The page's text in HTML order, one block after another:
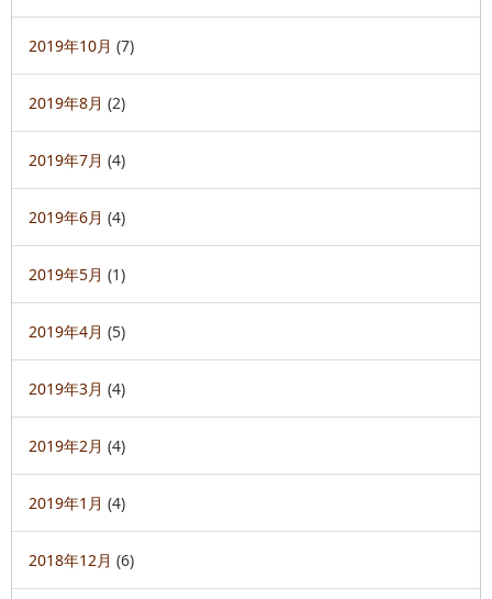
2019年10月 (7)
2019年8月 (2)
2019年7月 (4)
2019年6月 (4)
2019年5月 (1)
2019年4月 (5)
2019年3月 (4)
2019年2月 (4)
2019年1月 (4)
2018年12月 (6)